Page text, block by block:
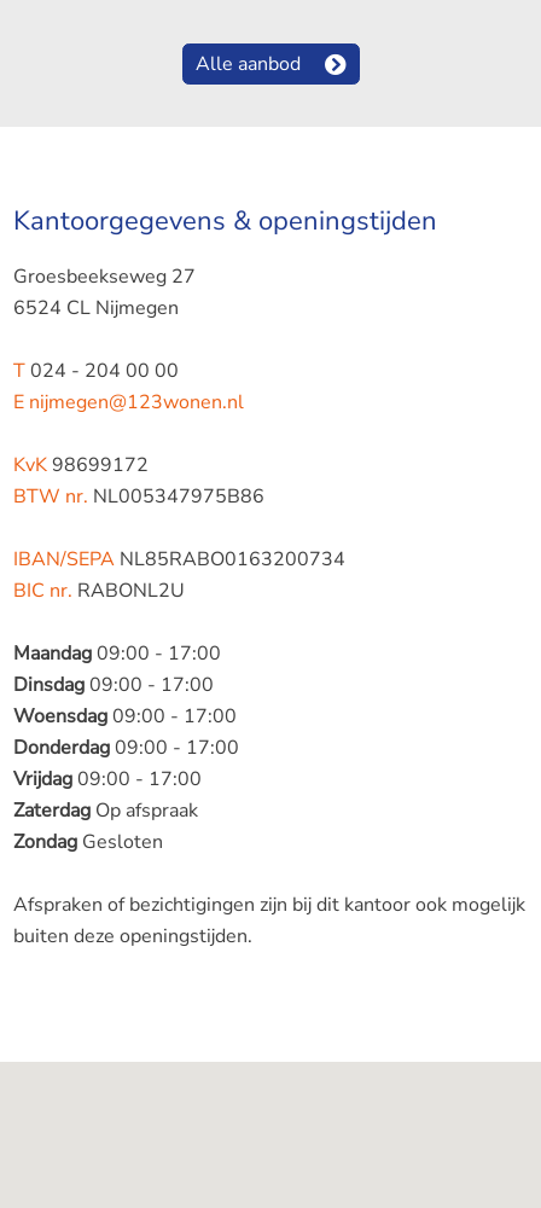
Alle aanbod
Kantoorgegevens & openingstijden
Groesbeekseweg 27
6524 CL Nijmegen
T024 - 204 00 00
E nijmegen@123wonen.nl
KvK98699172
BTW nr. NL005347975B86
IBAN/SEPANL85RABO0163200734
BIC nr. RABONL2U
Maandag09:00 - 17:00
Dinsdag09:00 - 17:00
Woensdag09:00 - 17:00
Donderdag09:00 - 17:00
Vrijdag09:00 - 17:00
ZaterdagOp afspraak
ZondagGesloten
Afspraken of bezichtigingen zijn bij dit kantoor ook mogelijk
buiten deze openingstijden.